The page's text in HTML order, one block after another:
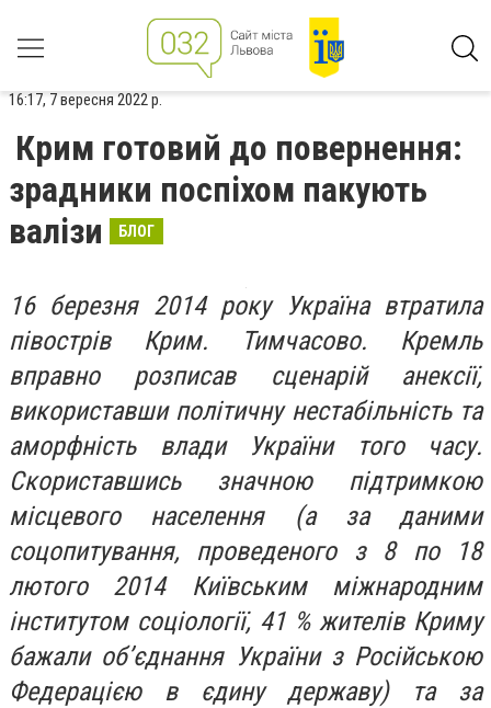
16:17, 7 вересня 2022 р.
Крим готовий до повернення:
зрадники поспіхом пакують
валізи
БЛОГ
16 березня 2014 року Україна втратила
півострів Крим. Тимчасово. Кремль
вправно розписав сценарій анексії,
використавши політичну нестабільність та
аморфність влади України того часу.
Скориставшись значною підтримкою
місцевого населення (а за даними
соцопитування, проведеного з 8 по 18
лютого 2014 Київським міжнародним
інститутом соціології, 41 % жителів Криму
бажали обʼєднання України з Російською
Федерацією в єдину державу) та за